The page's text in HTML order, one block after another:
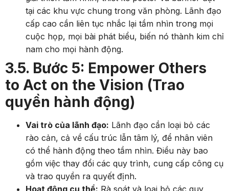
tại các khu vực chung trong văn phòng. Lãnh đạo
cấp cao cần liên tục nhắc lại tầm nhìn trong mọi
cuộc họp, mọi bài phát biểu, biến nó thành kim chỉ
nam cho mọi hành động.
3.5. Bước 5: Empower Others
to Act on the Vision (Trao
quyền hành động)
Vai trò của lãnh đạo: Lãnh đạo cần loại bỏ các
rào cản, cả về cấu trúc lẫn tâm lý, để nhân viên
có thể hành động theo tầm nhìn. Điều này bao
gồm việc thay đổi các quy trình, cung cấp công cụ
và trao quyền ra quyết định.